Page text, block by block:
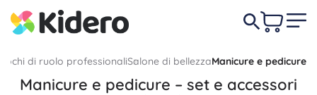
di ruolo professionaliSalone di bellezzaManicure e pedicure
Manicure e pedicure – set e accessori